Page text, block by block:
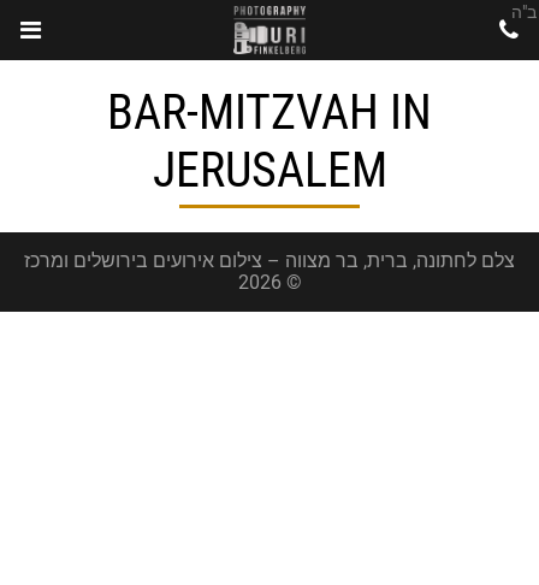
ב"ה
BAR-MITZVAH IN
JERUSALEM
צלם לחתונה, ברית, בר מצווה – צילום אירועים בירושלים ומרכז
© 2026